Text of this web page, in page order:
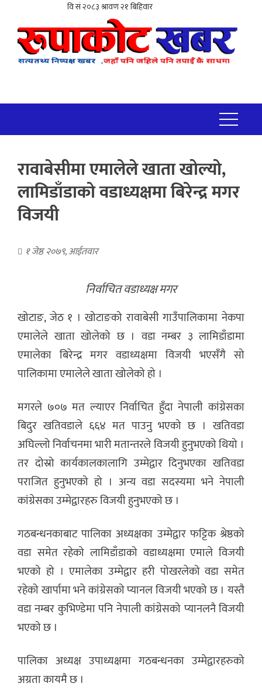
रावाबेसीमा एमालेले खाता खोल्यो,
लामिडाँडाको वडाध्यक्षमा बिरेन्द्र मगर
विजयी
१ जेष्ठ २०७९, आईतवार
निर्वाचित वडाध्यक्ष मगर
खोटाङ, जेठ १ । खोटाङको रावाबेसी गाउँपालिकामा नेकपा
एमालेले खाता खोलेको छ । वडा नम्बर ३ लामिडाँडामा
एमालेका बिरेन्द्र मगर वडाध्यक्षमा विजयी भएसँगै सो
पालिकामा एमालेले खाता खोलेको हो ।
मगरले ७०७ मत ल्याएर निर्वाचित हुँदा नेपाली कांग्रेसका
बिदुर खतिवडाले ६६४ मत पाउनु भएको छ । खतिवडा
अघिल्लो निर्वाचनमा भारी मतान्तरले विजयी हुनुभएको थियो ।
तर दोस्रो कार्यकालकालागि उम्मेद्वार दिनुभएका खतिवडा
पराजित हुनुभएको हो । अन्य वडा सदस्यमा भने नेपाली
कांग्रेसका उम्मेद्वारहरु विजयी हुनुभएको छ ।
गठबन्धनकाबाट पालिका अध्यक्षका उम्मेद्वार फट्टिक श्रेष्ठको
वडा समेत रहेको लामिडाँडाको वडाध्यक्षमा एमाले विजयी
भएको हो । एमालेका उम्मेद्वार हरी पोखरलेको वडा समेत
रहेको खार्पामा भने कांग्रेसको प्यानल विजयी भएको छ । यस्तै
वडा नम्बर कुभिण्डेमा पनि नेपाली कांग्रेसको प्यानलनै विजयी
भएको छ ।
पालिका अध्यक्ष उपाध्यक्षमा गठबन्धनका उम्मेद्वारहरुको
अग्रता कायमै छ ।